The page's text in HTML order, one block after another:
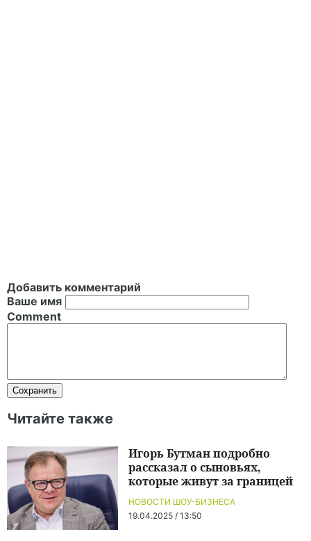
Добавить комментарий
Ваше имя
Comment
Читайте также
НОВОСТИ ШОУ-БИЗНЕСА
19.04.2025 / 13:50
Игорь Бутман подробно
рассказал о сыновьях,
которые живут за границей